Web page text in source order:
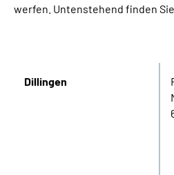
werfen. Untenstehend finden
Dillingen